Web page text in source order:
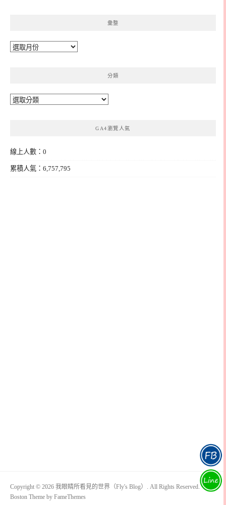
彙整
彙
分類
分
GA4瀏覽人氣
線上人數：0
累積人氣：6,757,795
Copyright © 2026 我眼睛所看見的世界（Fly's Blog）. All Rights Reserved.
Boston Theme by FameThemes